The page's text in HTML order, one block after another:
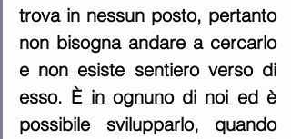
trova in nessun posto, pertanto
non bisogna andare a cercarlo
e non esiste sentiero verso di
esso. È in ognuno di noi ed è
possibile svilupparlo, quando